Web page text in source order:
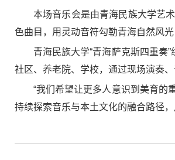
本场音乐会是由青海民族大学艺
色曲目，用灵动音符勾勒青海自然风
青海民族大学“青海萨克斯四重奏
社区、养老院、学校，通过现场演奏
“我们希望让更多人意识到美育的
持续探索音乐与本土文化的融合路径